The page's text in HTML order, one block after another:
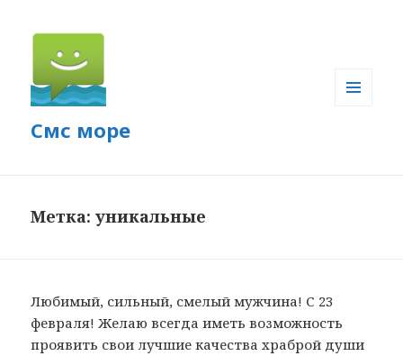
Смс море
Метка: уникальные
Любимый, сильный, смелый мужчина! С 23
февраля! Желаю всегда иметь возможность
проявить свои лучшие качества храброй души